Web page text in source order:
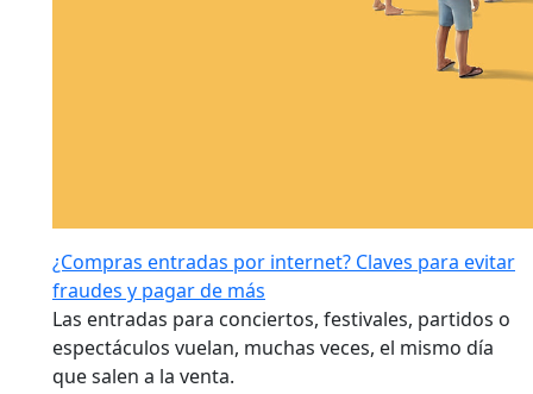
¿Compras entradas por internet? Claves para evitar
fraudes y pagar de más
Las entradas para conciertos, festivales, partidos o
espectáculos vuelan, muchas veces, el mismo día
que salen a la venta.